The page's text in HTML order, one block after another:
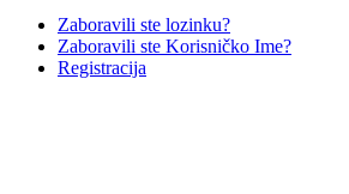
Zaboravili ste lozinku?
Zaboravili ste Korisničko Ime?
Registracija